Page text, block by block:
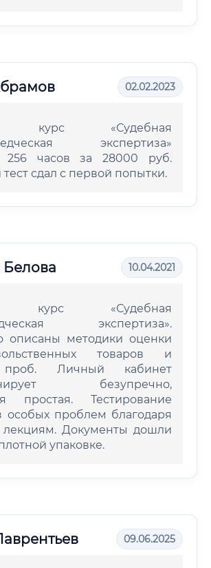
02.02.2023
курс «Судебная
экспертиза»
256 часов за 28000 руб.
сдал с первой попытки.
Белова 10.04.2021
курс «Судебная
экспертиза».
описаны методики оценки
товаров и
проб. Личный кабинет
безупречно,
простая. Тестирование
особых проблем благодаря
Документы дошли
упаковке.
09.06.2025